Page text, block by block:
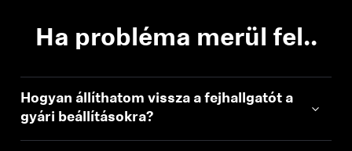
Ha probléma merül fel..
Hogyan állíthatom vissza a fejhallgatót a
gyári beállításokra?